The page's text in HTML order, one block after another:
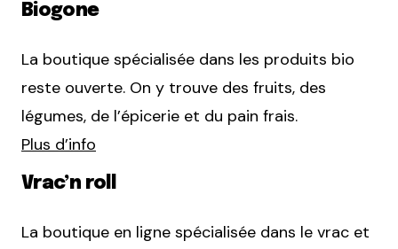
Biogone
La boutique spécialisée dans les produits bio
reste ouverte. On y trouve des fruits, des
légumes, de l’épicerie et du pain frais.
Plus d’info
Vrac’n roll
La boutique en ligne spécialisée dans le vrac et